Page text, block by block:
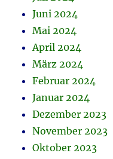
Juni 2024
Mai 2024
April 2024
März 2024
Februar 2024
Januar 2024
Dezember 2023
November 2023
Oktober 2023